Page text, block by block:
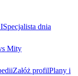
Specjalista dnia
Mity
Załóż profilPlany i